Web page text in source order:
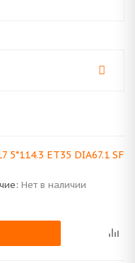
5*114.3 ET35 DIA67.1 SF
Нет в наличии